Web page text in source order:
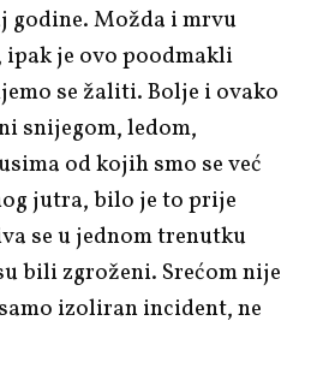
godine. Možda i mrvu
je ovo poodmakli
se žaliti. Bolje i ovako
snijegom, ledom,
od kojih smo se već
jutra, bilo je to prije
se u jednom trenutku
bili zgroženi. Srećom nije
izoliran incident, ne